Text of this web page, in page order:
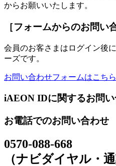
からお願いいたします。
［フォームからのお問い
会員のお客さまはログイン後
ーズです。
お問い合わせフォームはこちら
iAEON IDに関するお問
お電話でのお問い合わせ
0570-088-668
（ナビダイヤル・